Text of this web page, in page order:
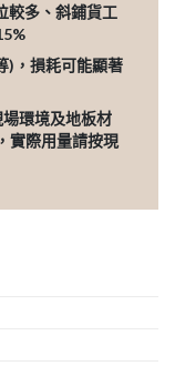
較多、斜鋪貨工
)，損耗可能顯著
環境及地板材
實際用量請按現